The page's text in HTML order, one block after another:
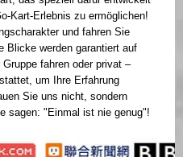
Kart-Erlebnis zu ermöglichen!
und fahren Sie
Blicke werden garantiert auf
Gruppe fahren oder privat –
um Ihre Erfahrung
Sie uns nicht, sondern
sagen: "Einmal ist nie genug"!